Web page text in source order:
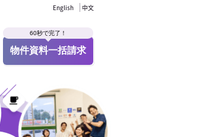
English 中文
60秒で完了！
物件資料一括請求